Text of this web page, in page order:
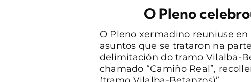
O Pleno
O Pleno xermadino reuniuse en
asuntos que se trataron na
delimitación do tramo Vilalba-
chamado “Camiño Real”,